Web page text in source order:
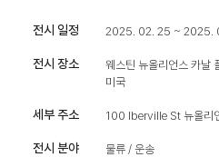
전시 일정 2025. 02. 25 ~ 2025.
전시 장소
웨스틴 뉴올리언스 카날
미국
세부 주소 100 Iberville St 뉴올
전시 분야 물류 / 운송